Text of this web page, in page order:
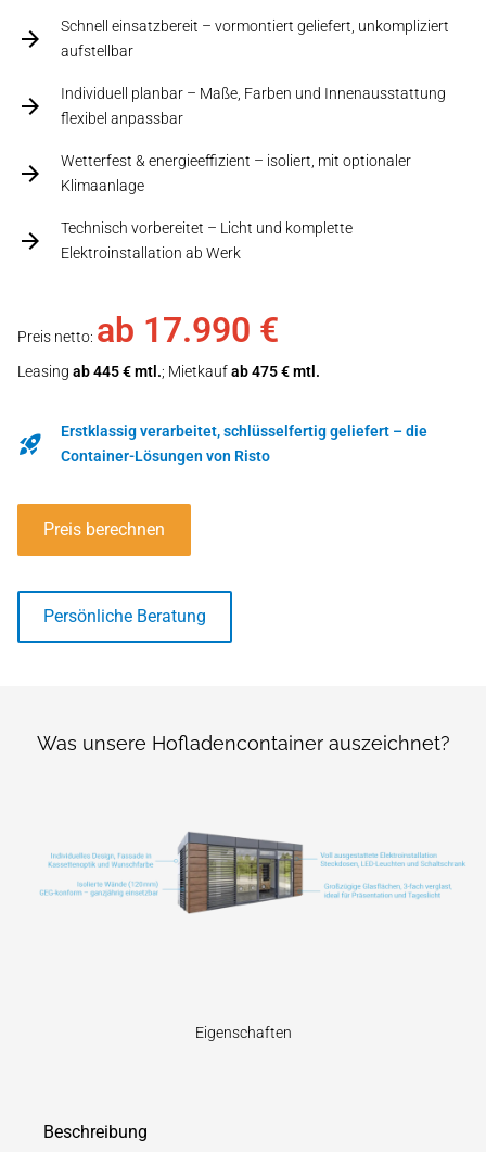
Schnell einsatzbereit – vormontiert geliefert, unkompliziert
aufstellbar
Individuell planbar – Maße, Farben und Innenausstattung
flexibel anpassbar
Wetterfest & energieeffizient – isoliert, mit optionaler
Klimaanlage
Technisch vorbereitet – Licht und komplette
Elektroinstallation ab Werk
Preis netto: ab 17.990 €
Leasing ab 445 € mtl.; Mietkaufab 475 € mtl.
Erstklassig verarbeitet, schlüsselfertig geliefert – die
Container-Lösungen von Risto
Preis berechnen
Persönliche Beratung
Was unsere Hofladencontainer auszeichnet?
Eigenschaften
Beschreibung